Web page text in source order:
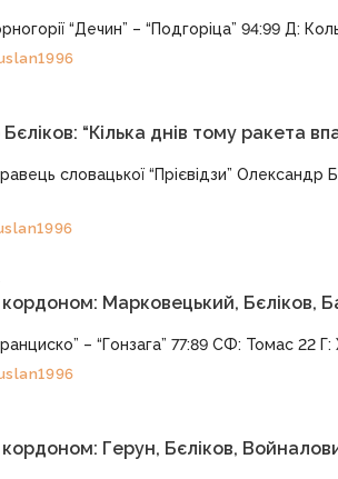
“Дечин” – “Подгоріца” 94:99 Д:
“Кілька днів тому ракета
словацької “Прієвідзи” Олександр
кордоном: Марковецький, Бєліков,
– “Гонзага” 77:89 СФ: Томас 22
кордоном: Герун, Бєліков,